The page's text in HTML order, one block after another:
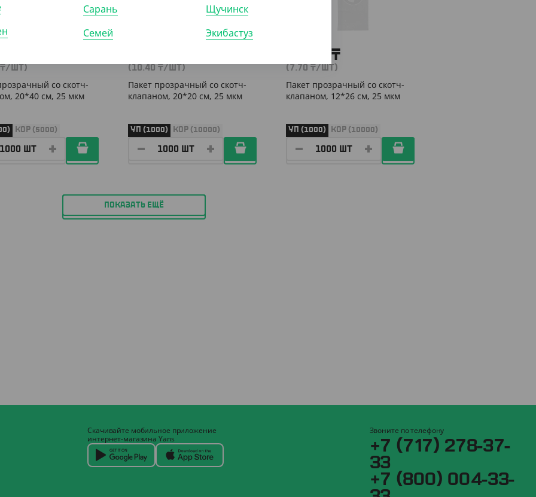
₸/ШТ)
со скотч-
20*40 см, 25 мкм
КОР (5000)
(10.40 ₸/ШТ)
Пакет прозрачный со скотч-
клапаном, 20*20 см, 25 мкм
УП (1000) КОР (10000)
₸
(7.70 ₸/ШТ)
Пакет прозрачный со скотч-
клапаном, 12*26 см, 25 мкм
УП (1000) КОР (10000)
ПОКАЗАТЬ ЕЩЁ
Скачивайте мобильное приложение
интернет-магазина Yans
Звоните по телефону
+7 (717) 278-37-
33
+7 (800) 004-33-
33
Сарань
Семей
Щучинск
Экибастуз